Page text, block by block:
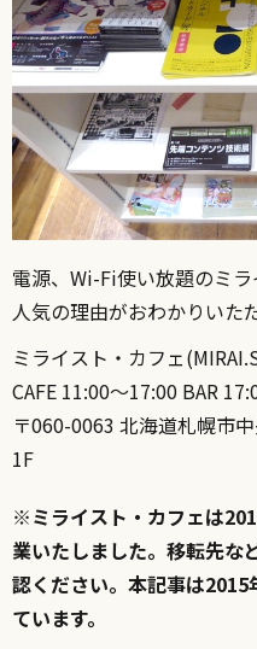
電源、Wi-Fi使い放題のミ
人気の理由がおわかりいた
ミライスト・カフェ
CAFE 11:00〜17:00 BAR
〒060-0063 北海道札幌市
1F
※ミライスト・カフェは
業いたしました。移転先な
認ください。本記事は
ています。